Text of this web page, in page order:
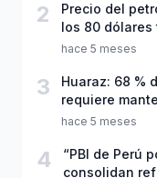
2
Precio del
los 80 dólares
hace 5 meses
3
Huaraz: 68 %
requiere
de inicio del
hace 5 meses
4
“PBI de Perú
consolidan